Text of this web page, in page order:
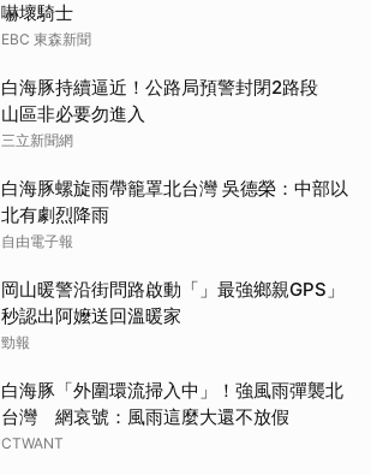
嚇壞騎士
EBC 東森新聞
白海豚持續逼近！公路局預警封閉2路段
山區非必要勿進入
三立新聞網
白海豚螺旋雨帶籠罩北台灣 吳德榮：中部以
北有劇烈降雨
自由電子報
岡山暖警沿街問路啟動「」最強鄉親GPS」
秒認出阿嬤送回溫暖家
勁報
白海豚「外圍環流掃入中」！強風雨彈襲北
台灣 網哀號：風雨這麼大還不放假
CTWANT